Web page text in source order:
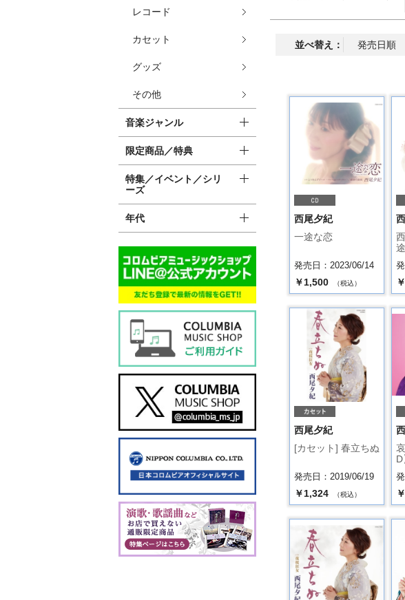
並べ替え： 発売日順
西尾夕紀
一途な恋
発売日：2023/06/14
￥1,500 （税込）
西尾夕紀
[カセット] 春立ちぬ
発売日：2019/06/19
￥1,324 （税込）
D
レコード
カセット
グッズ
その他
音楽ジャンル
限定商品／特典
特集／イベント／シリ
ーズ
年代